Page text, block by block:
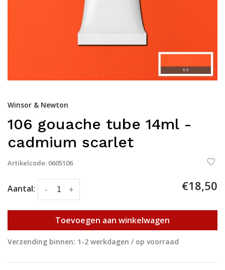
Winsor & Newton
106 gouache tube 14ml -
cadmium scarlet
Artikelcode: 0605106
Aantal: +
- €18,50
Toevoegen aan winkelwagen
Verzending binnen: 1-2 werkdagen / op voorraad